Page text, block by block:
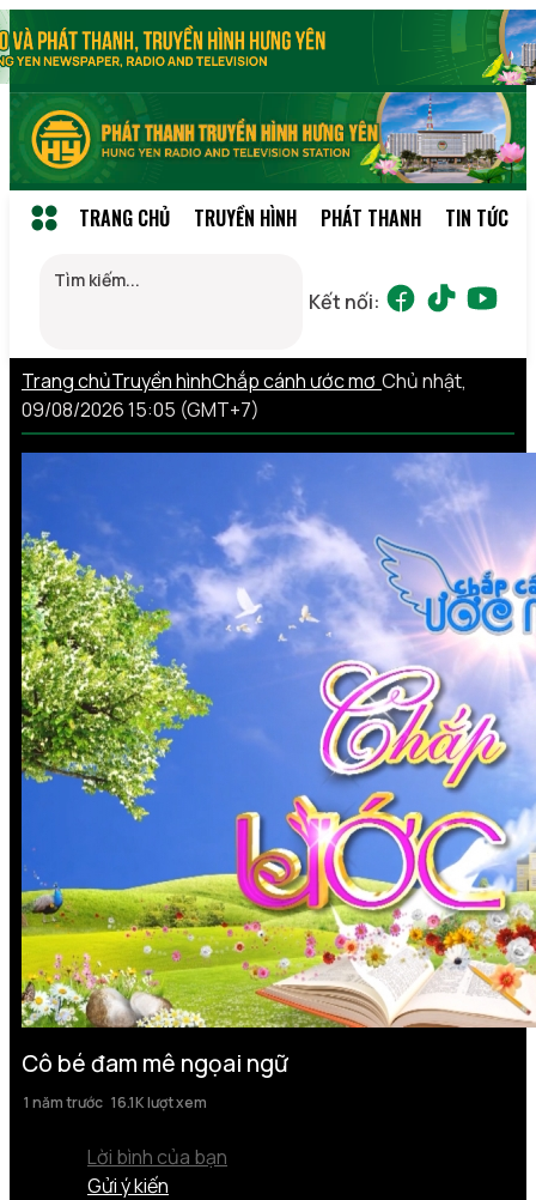
TRANG CHỦ TRUYỀN HÌNH PHÁT THANH TIN TỨC
Kết nối:
Trang chủTruyền hìnhChắp cánh ước mơ Chủ nhật,
09/08/2026 15:05 (GMT+7)
Cô bé đam mê ngọai ngữ
1 năm trước 16.1K lượt xem
Lời bình của bạn
Gửi ý kiến